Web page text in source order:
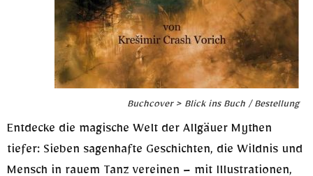
Buchcover > Blick ins Buch / Bestellung
Entdecke die magische Welt der Allgäuer Mythen
tiefer: Sieben sagenhafte Geschichten, die Wildnis und
Mensch in rauem Tanz vereinen – mit Illustrationen,